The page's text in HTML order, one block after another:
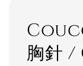
胸針